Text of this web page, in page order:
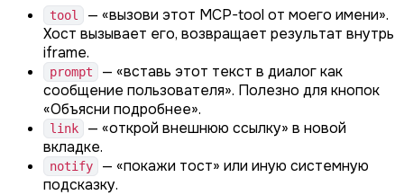
tool
— «вызови этот MCP-tool от моего имени».
Хост вызывает его, возвращает результат внутрь
iframe.
prompt
— «вставь этот текст в диалог как
сообщение пользователя». Полезно для кнопок
«Объясни подробнее».
link
— «открой внешнюю ссылку» в новой
вкладке.
notify
— «покажи тост» или иную системную
подсказку.